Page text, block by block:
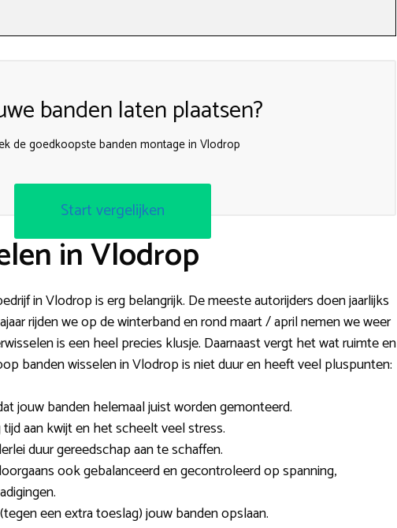
banden laten plaatsen?
de goedkoopste banden montage in Vlodrop
Start vergelijken
in Vlodrop
in Vlodrop is erg belangrijk. De meeste autorijders doen jaarlijks
rijden we op de winterband en rond maart / april nemen we weer
is een heel precies klusje. Daarnaast vergt het wat ruimte en
banden wisselen in Vlodrop is niet duur en heeft veel pluspunten:
jouw banden helemaal juist worden gemonteerd.
aan kwijt en het scheelt veel stress.
duur gereedschap aan te schaffen.
ook gebalanceerd en gecontroleerd op spanning,
een extra toeslag) jouw banden opslaan.